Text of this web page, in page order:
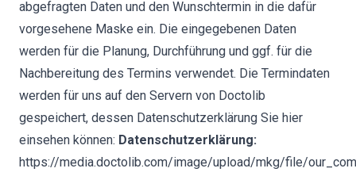
abgefragten Daten und den Wunschtermin in die dafür
vorgesehene Maske ein. Die eingegebenen Daten
werden für die Planung, Durchführung und ggf. für die
Nachbereitung des Termins verwendet. Die Termindaten
werden für uns auf den Servern von Doctolib
gespeichert, dessen Datenschutzerklärung Sie hier
einsehen können: Datenschutzerklärung:
https://media.doctolib.com/image/upload/mkg/file/